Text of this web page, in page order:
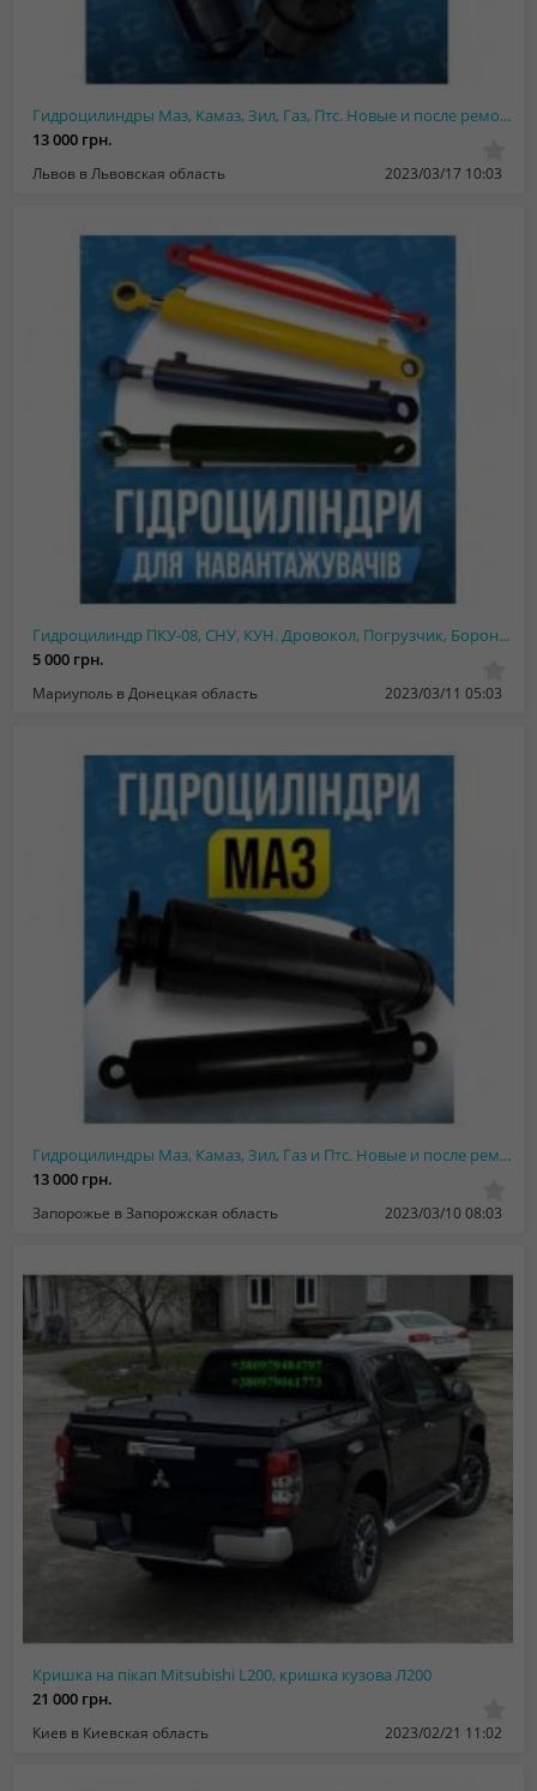
Гидроцилиндры Маз, Камаз, Зил, Газ, Птс. Новые и после ремонта
13 000 грн.
Львов в Львовская область 2023/03/17 10:03
Гидроцилиндр ПКУ-08, СНУ, КУН. Дровокол, Погрузчик, Борона, Сеялка
5 000 грн.
Мариуполь в Донецкая область 2023/03/11 05:03
Гидроцилиндры Маз, Камаз, Зил, Газ и Птс. Новые и после ремонта
13 000 грн.
Запорожье в Запорожская область 2023/03/10 08:03
Кришка на пікап Mitsubishi L200, кришка кузова Л200
21 000 грн.
Киев в Киевская область 2023/02/21 11:02